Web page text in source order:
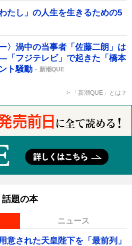
たし」の人生を生きるための5
〉渦中の当事者「佐藤二朗」は
フジテレビ」で起きた「橋本
ト騒動
新潮QUE
「新潮QUE」とは？
話題の本
ニュース
意された天皇陛下を「最前列」